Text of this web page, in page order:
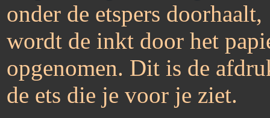
onder de etspers doorhaalt,
wordt de inkt door het
opgenomen. Dit is de
de ets die je voor je ziet.